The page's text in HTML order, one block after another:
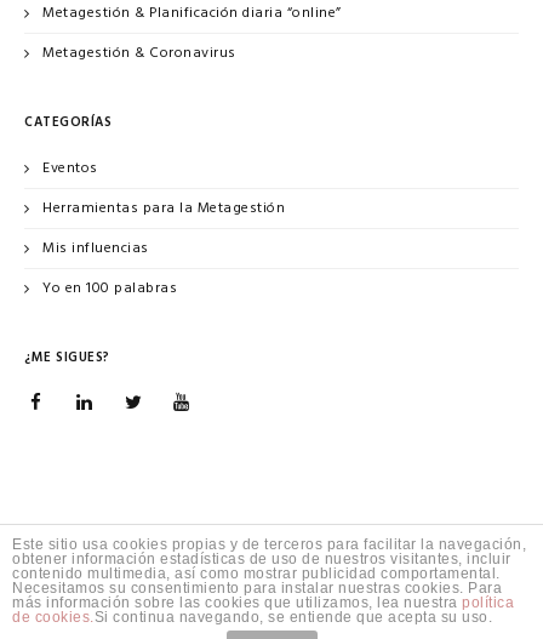
Metagestión & Planificación diaria “online”
Metagestión & Coronavirus
CATEGORÍAS
Eventos
Herramientas para la Metagestión
Mis influencias
Yo en 100 palabras
¿ME SIGUES?
Copyright 2026© Isabel Miralles
Aviso legal|Política de privacidad|Política de cookies
Este sitio usa cookies propias y de terceros para facilitar la navegación,
obtener información estadísticas de uso de nuestros visitantes, incluir
contenido multimedia, así como mostrar publicidad comportamental.
Necesitamos su consentimiento para instalar nuestras cookies. Para
más información sobre las cookies que utilizamos, lea nuestra política
de cookies.Si continua navegando, se entiende que acepta su uso.